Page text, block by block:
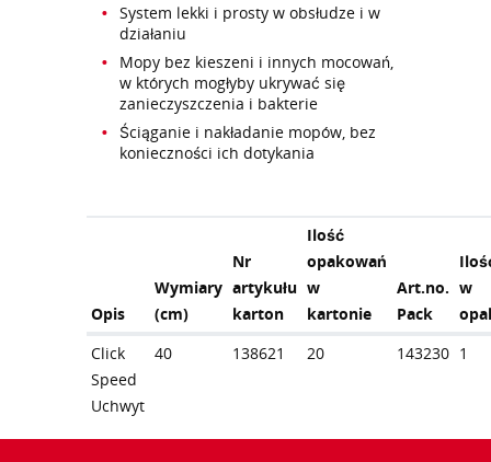
System lekki i prosty w obsłudze i w
działaniu
Mopy bez kieszeni i innych mocowań,
w których mogłyby ukrywać się
zanieczyszczenia i bakterie
Ściąganie i nakładanie mopów, bez
konieczności ich dotykania
Opis
Wymiary
(cm)
Nr
artykułu
karton
Ilość
opakowań
w
kartonie
Art.no.
Pack
w
Click
Speed
Uchwyt
40 138621 20 143230 1